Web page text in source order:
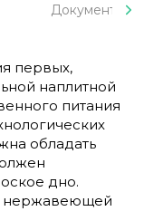
Документы
первых,
наплитной
питания
обладать
дно.
нержавеющей